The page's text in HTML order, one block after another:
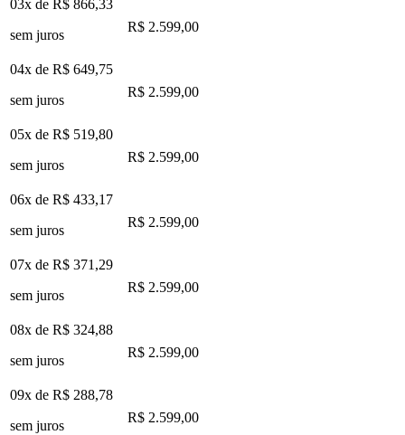
03x de R$ 866,33
sem juros
R$ 2.599,00
04x de R$ 649,75
sem juros
R$ 2.599,00
05x de R$ 519,80
sem juros
R$ 2.599,00
06x de R$ 433,17
sem juros
R$ 2.599,00
07x de R$ 371,29
sem juros
R$ 2.599,00
08x de R$ 324,88
sem juros
R$ 2.599,00
09x de R$ 288,78
sem juros
R$ 2.599,00